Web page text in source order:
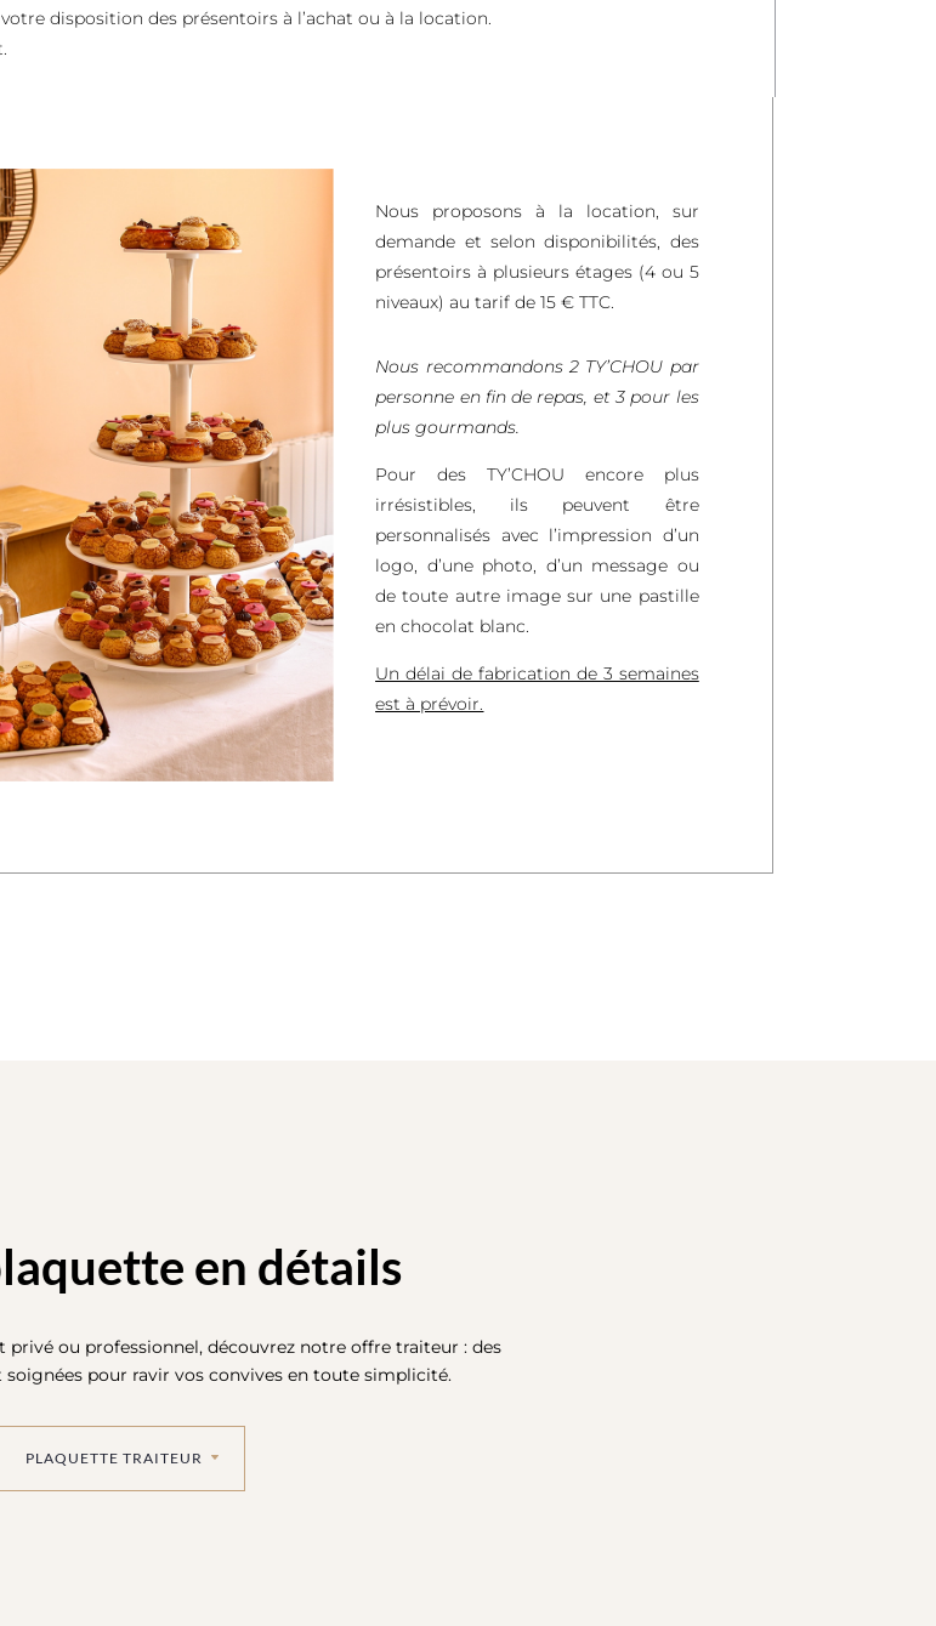
disposition des présentoirs à l’achat ou à la location.
Nous proposons à la location, sur
demande et selon disponibilités, des
présentoirs à plusieurs étages (4 ou 5
niveaux) au tarif de 15 € TTC.
Nous recommandons 2 TY’CHOU par
personne en fin de repas, et 3 pour les
plus gourmands.
Pour des TY’CHOU encore plus
irrésistibles, ils peuvent être
personnalisés avec l’impression d’un
logo, d’une photo, d’un message ou
de toute autre image sur une pastille
en chocolat blanc.
Un délai de fabrication de 3 semaines
est à prévoir.
en détails
privé ou professionnel, découvrez notre offre traiteur : des
pour ravir vos convives en toute simplicité.
PLAQUETTE TRAITEUR